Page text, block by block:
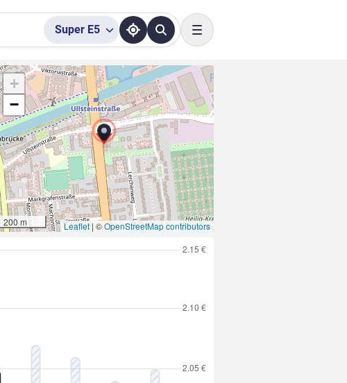
Super E5
Toggle navigation
+
−
200 m Leaflet | ©OpenStreetMap contributors